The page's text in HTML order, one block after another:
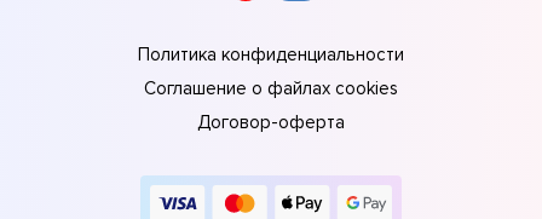
Политика конфиденциальности
Соглашение о файлах cookies
Договор-оферта